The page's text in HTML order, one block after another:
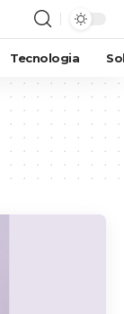
Tecnologia